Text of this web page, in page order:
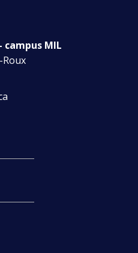
campus MIL
Roux